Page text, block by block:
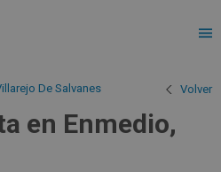
De Salvanes Volver
en Enmedio,